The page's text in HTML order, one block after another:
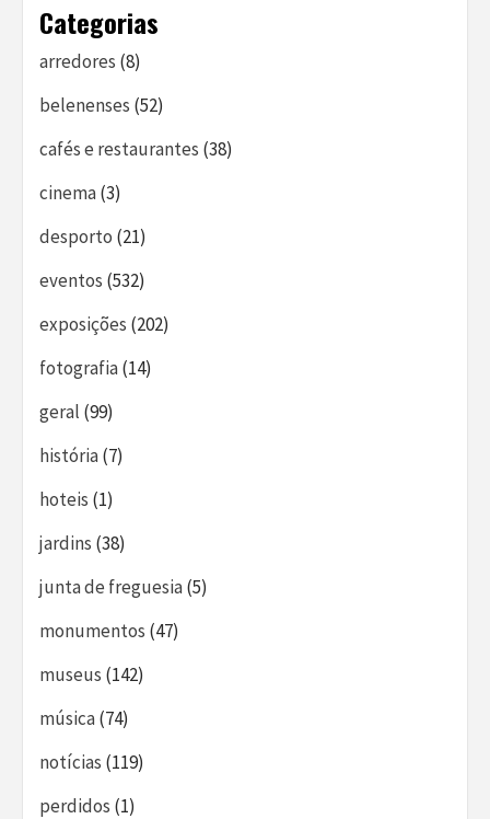
Categorias
arredores (8)
belenenses (52)
cafés e restaurantes (38)
cinema(3)
desporto (21)
eventos (532)
exposições (202)
fotografia(14)
geral (99)
história(7)
hoteis (1)
jardins (38)
junta de freguesia(5)
monumentos (47)
museus (142)
música(74)
notícias (119)
perdidos (1)